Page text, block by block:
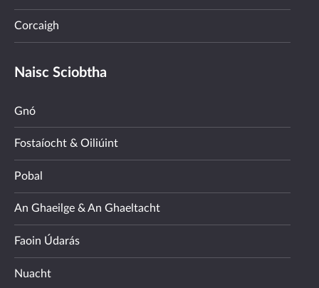
Corcaigh
Naisc Sciobtha
Gnó
Fostaíocht & Oiliúint
Pobal
An Ghaeilge & An Ghaeltacht
Faoin Údarás
Nuacht